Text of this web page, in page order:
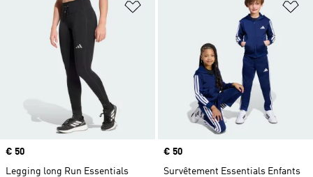
Ajouter à la Liste de produits
Prix
€ 50
Legging long Run Essentials
Prix
€ 50
Survêtement Essentials Enfants